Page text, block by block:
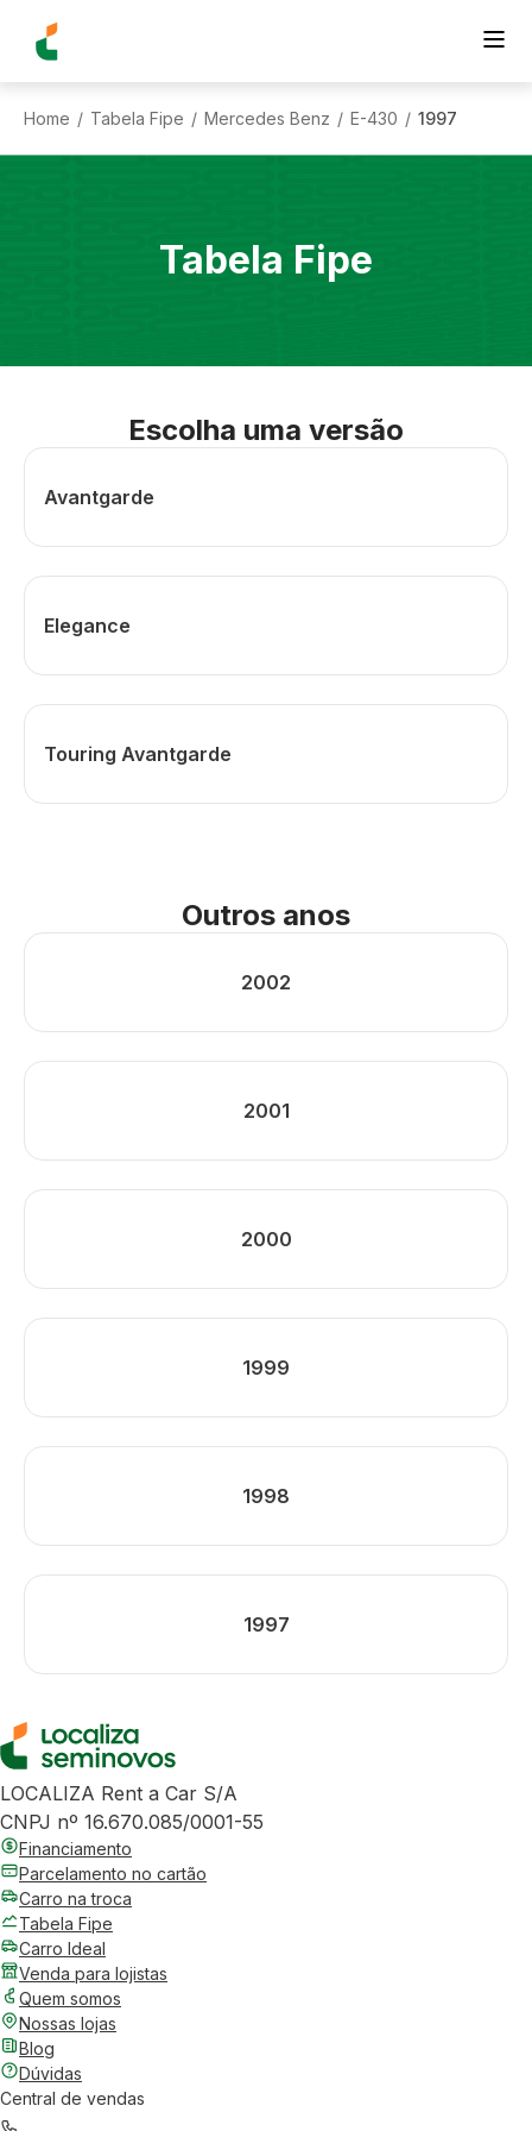
Home / Tabela Fipe / Mercedes Benz / E-430 / 1997
Tabela Fipe
Escolha uma versão
Avantgarde
Elegance
Touring Avantgarde
Outros anos
2002
2001
2000
1999
1998
1997
LOCALIZA Rent a Car S/A
CNPJ nº 16.670.085/0001-55
Financiamento
Parcelamento no cartão
Carro na troca
Tabela Fipe
Carro Ideal
Venda para lojistas
Quem somos
Nossas lojas
Blog
Dúvidas
Central de vendas